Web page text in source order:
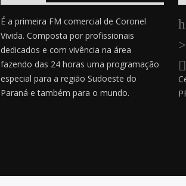
É a primeira FM comercial de Coronel
Vivida. Composta por profissionais
dedicados e com vivência na área
fazendo das 24 horas uma programação
especial para a região Sudoeste do
Paraná e também para o mundo.